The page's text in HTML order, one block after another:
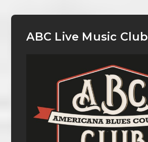
ABC Live Music Club